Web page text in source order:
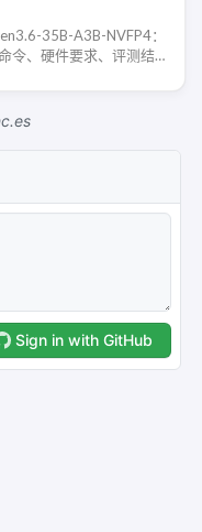
35B-A3B-NVFP4：
令、硬件要求、评测结果